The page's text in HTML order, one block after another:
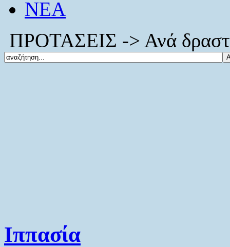
ΝΕΑ
ΠΡΟΤΑΣΕΙΣ -> Ανά
Ιππασία